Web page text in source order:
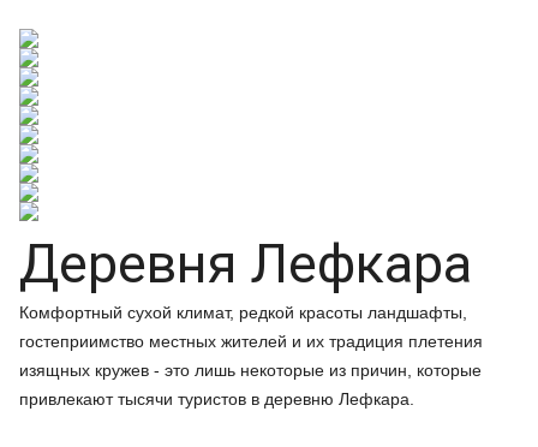
Деревня Лефкара
Комфортный сухой климат, редкой красоты ландшафты,
гостеприимство местных жителей и их традиция плетения
изящных кружев - это лишь некоторые из причин, которые
привлекают тысячи туристов в деревню Лефкара.